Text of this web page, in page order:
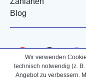
Blog
Wir verwenden
technisch notwendig (z.
Angebot zu verbessern.